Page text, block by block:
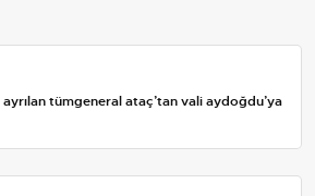
tümgeneral ataç’tan vali aydoğdu’ya